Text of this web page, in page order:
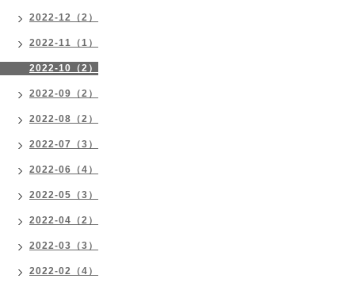
2022-12（2）
2022-11（1）
2022-10（2）
2022-09（2）
2022-08（2）
2022-07（3）
2022-06（4）
2022-05（3）
2022-04（2）
2022-03（3）
2022-02（4）